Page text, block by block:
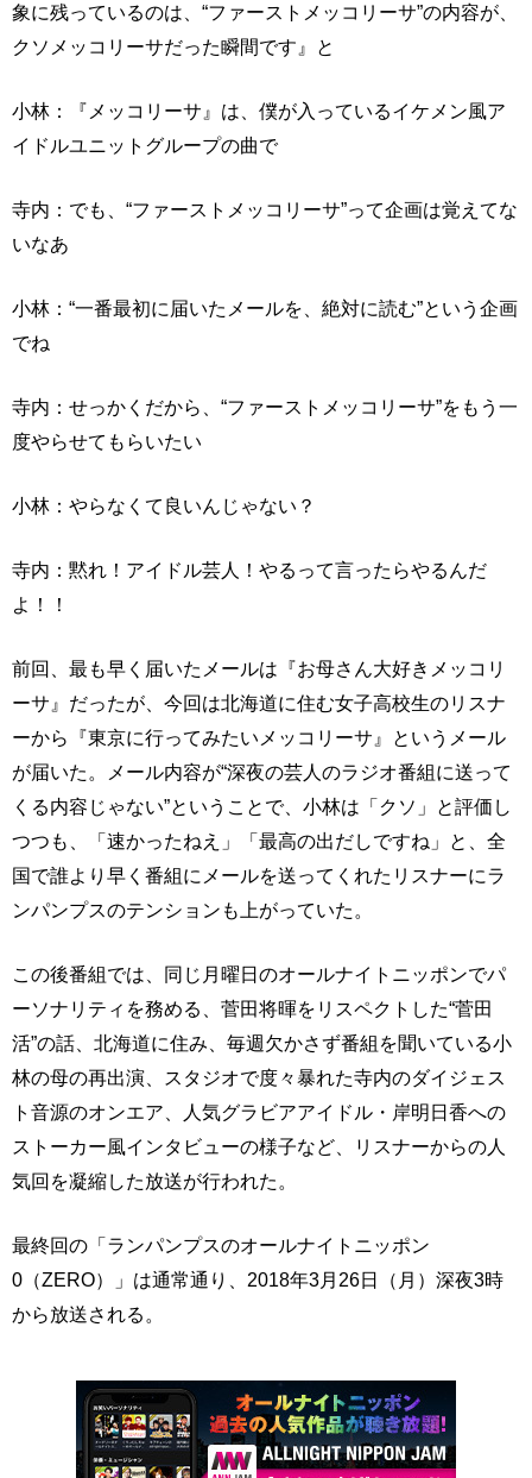
象に残っているのは、“ファーストメッコリーサ”の内容が、
クソメッコリーサだった瞬間です』と
小林：『メッコリーサ』は、僕が入っているイケメン風ア
イドルユニットグループの曲で
寺内：でも、“ファーストメッコリーサ”って企画は覚えてな
いなあ
小林：“一番最初に届いたメールを、絶対に読む”という企画
でね
寺内：せっかくだから、“ファーストメッコリーサ”をもう一
度やらせてもらいたい
小林：やらなくて良いんじゃない？
寺内：黙れ！アイドル芸人！やるって言ったらやるんだ
よ！！
前回、最も早く届いたメールは『お母さん大好きメッコリ
ーサ』だったが、今回は北海道に住む女子高校生のリスナ
ーから『東京に行ってみたいメッコリーサ』というメール
が届いた。メール内容が“深夜の芸人のラジオ番組に送って
くる内容じゃない”ということで、小林は「クソ」と評価し
つつも、「速かったねえ」「最高の出だしですね」と、全
国で誰より早く番組にメールを送ってくれたリスナーにラ
ンパンプスのテンションも上がっていた。
この後番組では、同じ月曜日のオールナイトニッポンでパ
ーソナリティを務める、菅田将暉をリスペクトした“菅田
活”の話、北海道に住み、毎週欠かさず番組を聞いている小
林の母の再出演、スタジオで度々暴れた寺内のダイジェス
ト音源のオンエア、人気グラビアアイドル・岸明日香への
ストーカー風インタビューの様子など、リスナーからの人
気回を凝縮した放送が行われた。
最終回の「ランパンプスのオールナイトニッポン
0（ZERO）」は通常通り、2018年3月26日（月）深夜3時
から放送される。